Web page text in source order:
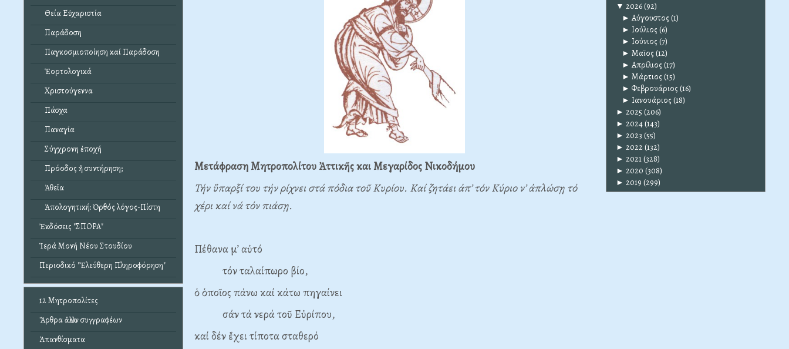
Θεία Εὐχαριστία
Παράδοση
Παγκοσμιοποίηση καί Παράδοση
Ἑορτολογικά
Χριστούγεννα
Πάσχα
Παναγία
Σύγχρονη ἐποχή
Πρόοδος ἤ συντήρηση;
Ἀθεΐα
Ἀπολογητική: Ὀρθός λόγος-Πίστη
Ἐκδόσεις "ΣΠΟΡΑ"
Ἱερά Μονή Νέου Στουδίου
Περιοδικό "Ἐλεύθερη Πληροφόρηση"
12 Μητροπολίτες
Ἄρθρα ἄλλων συγγραφέων
Ἀπανθίσματα
Μετάφραση Μητροπολίτου Ἀττικῆς και Μεγαρίδος Νικοδήμου
Τήν ὕπαρξί του τήν ρίχνει στά πόδια τοῦ Κυρίου. Καί ζητάει ἀπ’ τόν Κύριο ν’ ἀπλώσῃ τό
χέρι καί νά τόν πιάσῃ.
Πέθανα μ’ αὐτό
τόν ταλαίπωρο βίο,
ὁ ὁποῖος πάνω καί κάτω πηγαίνει
σάν τά νερά τοῦ Εὐρίπου,
καί δέν ἔχει τίποτα σταθερό
▼ 2026(92)
► Αύγουστος (1)
► Ιούλιος (6)
► Ιούνιος (7)
► Μαϊος (12)
► Απρίλιος (17)
► Μάρτιος (15)
► Φεβρουάριος (16)
► Ιανουάριος (18)
► 2025 (206)
► 2024(143)
► 2023 (55)
► 2022(132)
► 2021(328)
► 2020 (308)
► 2019 (299)